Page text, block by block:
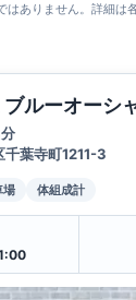
はありません。詳細は
ルーオーシ
千葉寺町1211-3
場 体組成計